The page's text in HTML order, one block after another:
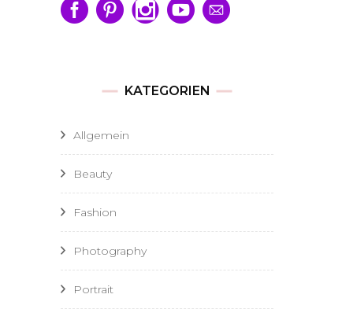
KATEGORIEN
Allgemein
Beauty
Fashion
Photography
Portrait